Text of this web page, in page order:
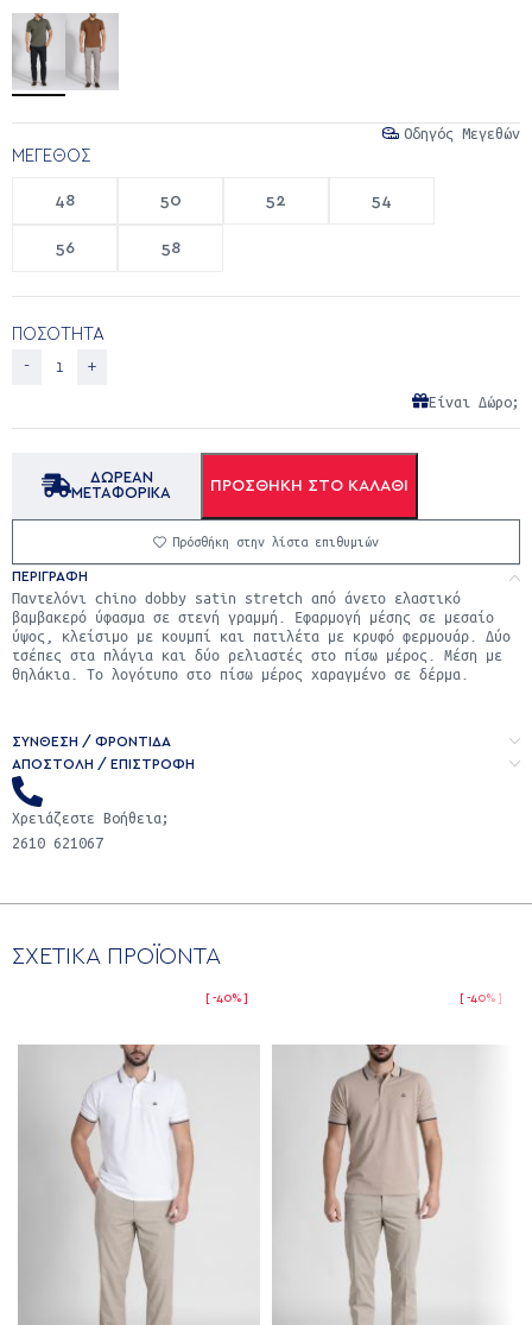
Οδηγός Μεγεθών
ΜΈΓΕΘΟΣ
48 50 52 54
56 58
ΠΟΣΟΤΗΤΑ
Είναι Δώρο;
ΔΩΡΕΑΝ
ΜΕΤΑΦΟΡΙΚΑ
ΠΡΟΣΘΉΚΗ ΣΤΟ ΚΑΛΆΘΙ
Πρόσθήκη στην λίστα επιθυμιών
ΠΕΡΙΓΡΑΦΉ
Παντελόνι chino dobby satin stretch από άνετο ελαστικό
βαμβακερό ύφασμα σε στενή γραμμή. Εφαρμογή μέσης σε μεσαίο
ύψος, κλείσιμο με κουμπί και πατιλέτα με κρυφό φερμουάρ. Δύο
τσέπες στα πλάγια και δύο ρελιαστές στο πίσω μέρος. Μέση με
θηλάκια. Το λογότυπο στο πίσω μέρος χαραγμένο σε δέρμα.
ΣΥΝΘΕΣΗ / ΦΡΟΝΤΙΔΑ
ΑΠΟΣΤΟΛΉ / ΕΠΙΣΤΡΟΦΉ
Χρειάζεστε Βοήθεια;
2610 621067
ΣΧΕΤΙΚΑ ΠΡΟΪΟΝΤΑ
-40% -40%